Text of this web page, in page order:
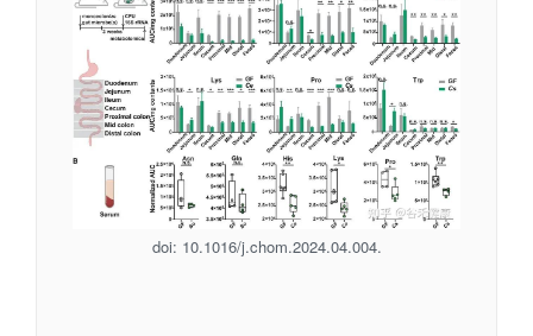
doi: 10.1016/j.chom.2024.04.004.